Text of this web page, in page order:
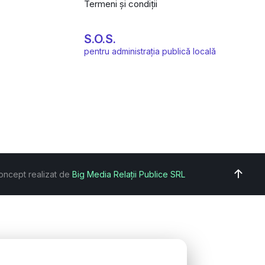
Termeni și condiții
S.O.S.
pentru administrația publică locală
realizat de Big Media Relații Publice SRL